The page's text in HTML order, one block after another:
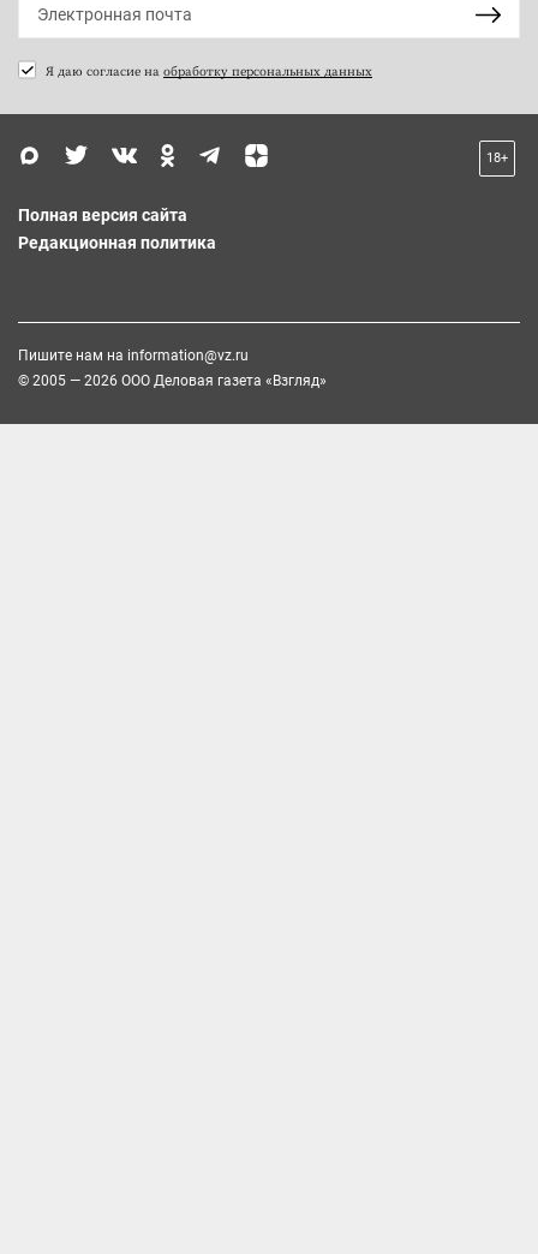
Я даю согласие на обработку персональных данных
18+
Полная версия сайта
Редакционная политика
Пишите нам на information@vz.ru
© 2005 — 2026 ООО Деловая газета «Взгляд»